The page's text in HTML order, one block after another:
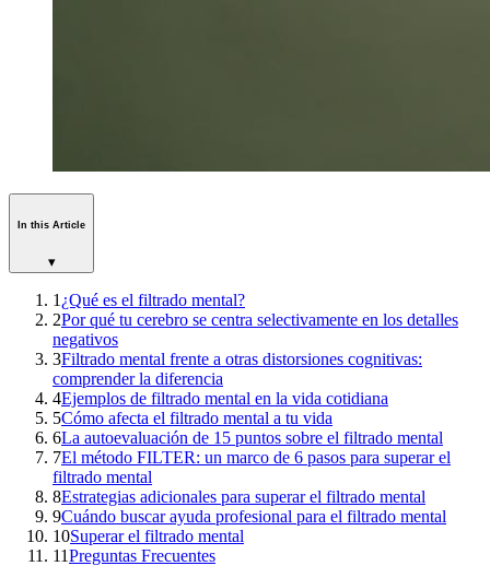
In this Article
▾
1 ¿Qué es el filtrado mental?
2Por qué tu cerebro se centra selectivamente en los detalles
negativos
3Filtrado mental frente a otras distorsiones cognitivas:
comprender la diferencia
4Ejemplos de filtrado mental en la vida cotidiana
5Cómo afecta el filtrado mental a tu vida
6La autoevaluación de 15 puntos sobre el filtrado mental
7El método FILTER: un marco de 6 pasos para superar el
filtrado mental
8Estrategias adicionales para superar el filtrado mental
9Cuándo buscar ayuda profesional para el filtrado mental
10Superar el filtrado mental
11Preguntas Frecuentes